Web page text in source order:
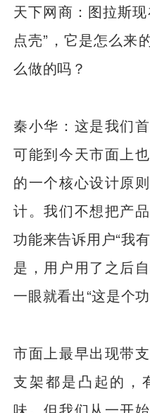
天下网商：图拉斯
点壳”，它是怎么来
么做的吗？
秦小华：这是我们
可能到今天市面上
的一个核心设计原
计。我们不想把产
功能来告诉用户“我
是，用户用了之后
一眼就看出“这是个功
市面上最早出现带
支架都是凸起的，
味。但我们从一开